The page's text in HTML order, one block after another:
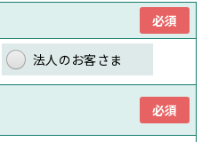
必須
法人のお客さま
必須